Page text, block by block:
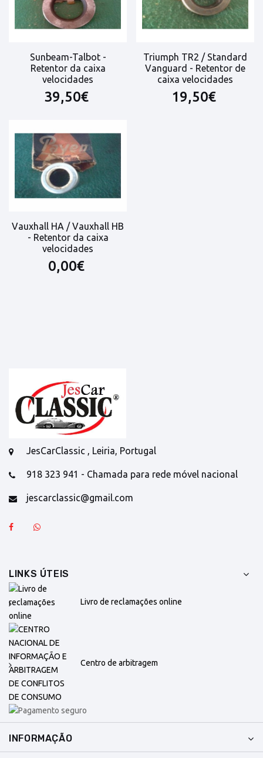
Sunbeam-Talbot -
Retentor da caixa
velocidades
39,50€
Triumph TR2 / Standard
Vanguard - Retentor de
caixa velocidades
19,50€
Vauxhall HA / Vauxhall HB
- Retentor da caixa
velocidades
0,00€
JesCarClassic , Leiria, Portugal
918 323 941 - Chamada para rede móvel nacional
jescarclassic@gmail.com
LINKS ÚTEIS
Livro de reclamações online
Centro de arbitragem
INFORMAÇÃO